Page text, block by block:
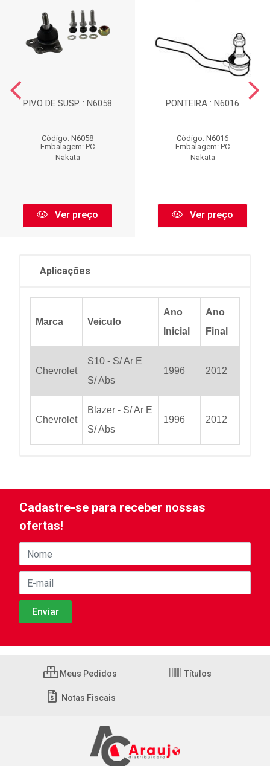
PIVO DE SUSP. : N6058
Código: N6058
Embalagem: PC
Nakata
Ver preço
PONTEIRA : N6016
Código: N6016
Embalagem: PC
Nakata
Ver preço
Aplicações
Marca Veiculo
Ano
Inicial
Ano
Final
Chevrolet
S10 - S/ Ar E
S/ Abs
1996 2012
Chevrolet
Blazer - S/ Ar E
S/ Abs
1996 2012
Cadastre-se para receber nossas
ofertas!
Meus Pedidos Títulos
Notas Fiscais